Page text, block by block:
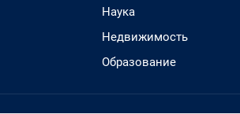
Наука
Недвижимость
Образование